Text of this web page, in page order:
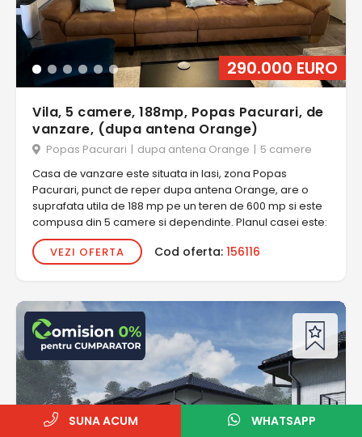
290.000 EURO
Vila, 5 camere, 188mp, Popas Pacurari, de
vanzare, (dupa antena Orange)
Popas Pacurari | dupa antena Orange | 5 camere
Casa de vanzare este situata in Iasi, zona Popas
Pacurari, punct de reper dupa antena Orange, are o
suprafata utila de 188 mp pe un teren de 600 mp si este
compusa din 5 camere si dependinte. Planul casei este:
VEZI OFERTA
Cod oferta: 156116
SUNA ACUM WHATSAPP